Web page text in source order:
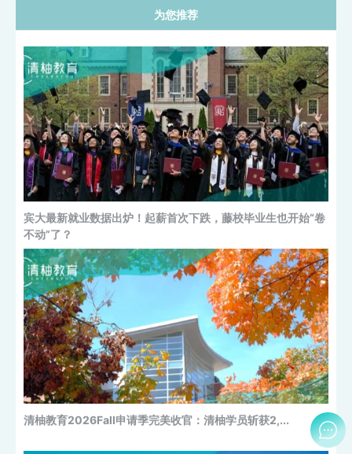
为您推荐
宾大最新就业数据出炉！起薪首次下跌，藤校毕业生也开始“卷
不动”了？
清柚教育2026Fall申请季完美收官：清柚学员斩获2,...
2026年QS世界大学学科排名发布，哈佛怒拿17个学科第一！